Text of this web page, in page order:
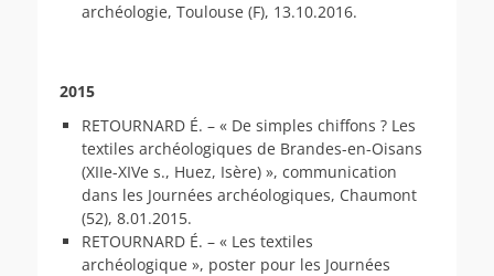
archéologie, Toulouse (F), 13.10.2016.
2015
RETOURNARD É. – « De simples chiffons ? Les
textiles archéologiques de Brandes-en-Oisans
(XIIe-XIVe s., Huez, Isère) », communication
dans les Journées archéologiques, Chaumont
(52), 8.01.2015.
RETOURNARD É. – « Les textiles
archéologique », poster pour les Journées